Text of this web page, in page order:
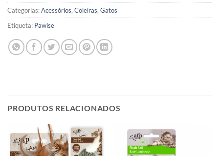
Categorias:Acessórios, Coleiras, Gatos
Etiqueta: Pawise
PRODUTOS RELACIONADOS